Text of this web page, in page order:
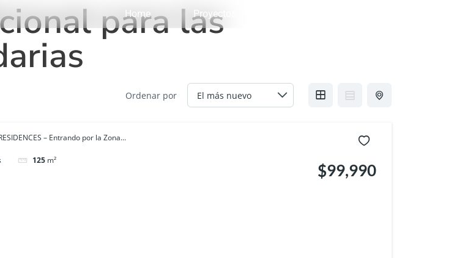
Home Proyectos
para las
Ordenar por
– Entrando por la Zona...
125 m²
$99,990